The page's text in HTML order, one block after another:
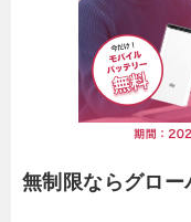
無制限ならグロー